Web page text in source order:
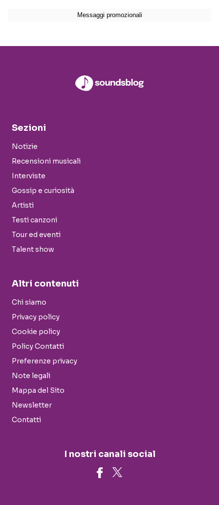
Sezioni
Notizie
Recensioni musicali
Interviste
Gossip e curiosità
Artisti
Testi canzoni
Tour ed eventi
Talent show
Altri contenuti
Chi siamo
Privacy policy
Cookie policy
Policy Contatti
Preferenze privacy
Note legali
Mappa del Sito
Newsletter
Contatti
I nostri canali social